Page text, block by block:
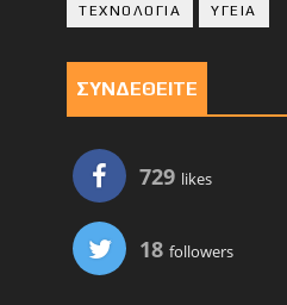
ΤΕΧΝΟΛΟΓΙΑ ΥΓΕΙΑ
ΣΥΝΔΕΘΕΙΤΕ
729 likes
18 followers